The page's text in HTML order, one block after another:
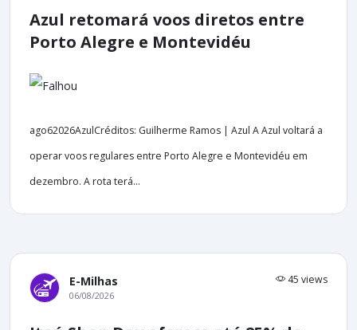
Azul retomará voos diretos entre
Porto Alegre e Montevidéu
ago62026AzulCréditos: Guilherme Ramos | Azul A Azul voltará a
operar voos regulares entre Porto Alegre e Montevidéu em
dezembro. A rota terá...
E-Milhas 45 views
06/08/2026